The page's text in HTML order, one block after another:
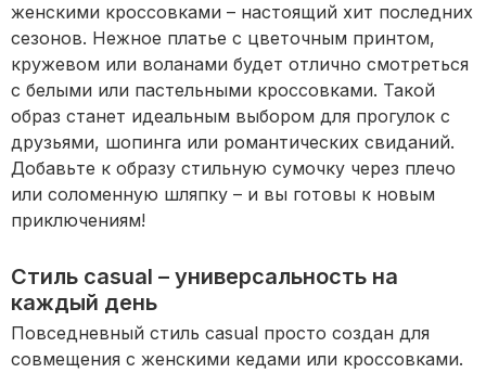
женскими кроссовками – настоящий хит последних
сезонов. Нежное платье с цветочным принтом,
кружевом или воланами будет отлично смотреться
с белыми или пастельными кроссовками. Такой
образ станет идеальным выбором для прогулок с
друзьями, шопинга или романтических свиданий.
Добавьте к образу стильную сумочку через плечо
или соломенную шляпку – и вы готовы к новым
приключениям!
Стиль casual – универсальность на
каждый день
Повседневный стиль casual просто создан для
совмещения с женскими кедами или кроссовками.